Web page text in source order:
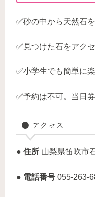
✅砂の中から天然石
✅見つけた石をアク
✅小学生でも簡単に
✅予約は不可。当日
● アクセス
● 住所 山梨県笛吹市
● 電話番号 055-263-